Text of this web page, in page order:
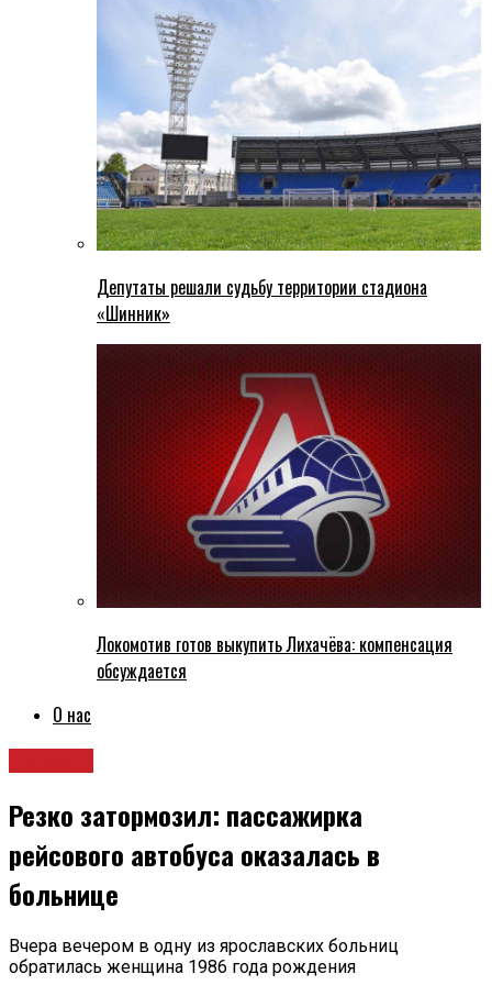
Депутаты решали судьбу территории стадиона
«Шинник»
Локомотив готов выкупить Лихачёва: компенсация
обсуждается
О нас
Резко затормозил: пассажирка
рейсового автобуса оказалась в
больнице
Вчера вечером в одну из ярославских больниц
обратилась женщина 1986 года рождения